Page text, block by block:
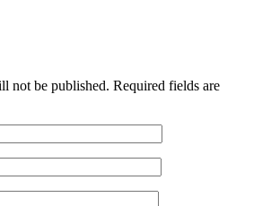
not be published. Required fields are